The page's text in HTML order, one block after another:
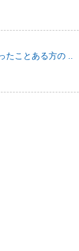
たことある方の ..